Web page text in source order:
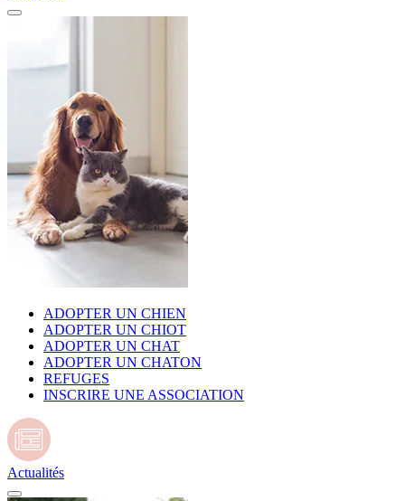
ADOPTER UN CHIEN
ADOPTER UN CHIOT
ADOPTER UN CHAT
ADOPTER UN CHATON
REFUGES
INSCRIRE UNE ASSOCIATION
Actualités